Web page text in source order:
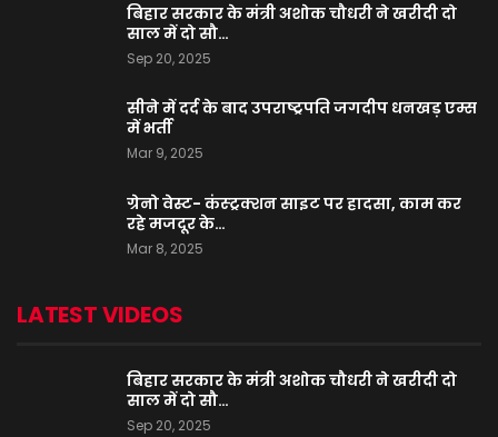
बिहार सरकार के मंत्री अशोक चौधरी ने खरीदी दो
साल में दो सौ…
Sep 20, 2025
सीने में दर्द के बाद उपराष्ट्रपति जगदीप धनखड़ एम्स
में भर्ती
Mar 9, 2025
ग्रेनो वेस्ट- कंस्ट्रक्शन साइट पर हादसा, काम कर
रहे मजदूर के…
Mar 8, 2025
LATEST VIDEOS
बिहार सरकार के मंत्री अशोक चौधरी ने खरीदी दो
साल में दो सौ…
Sep 20, 2025